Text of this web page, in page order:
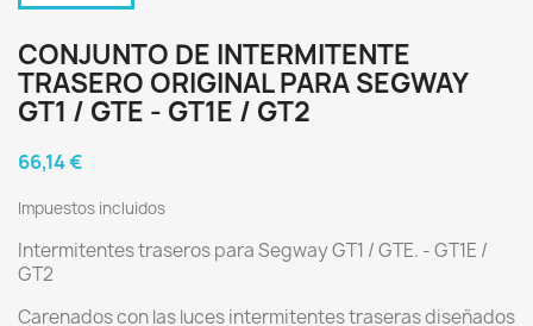
CONJUNTO DE INTERMITENTE
TRASERO ORIGINAL PARA SEGWAY
GT1 / GTE - GT1E / GT2
66,14 €
Impuestos incluidos
Intermitentes traseros para Segway GT1 / GTE. - GT1E /
GT2
Carenados con las luces intermitentes traseras diseñados